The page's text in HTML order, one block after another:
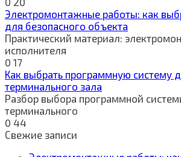
Электромонтажные работы: как
для безопасного объекта
Практический материал:
исполнителя
0 17
Как выбрать программную систему
терминального зала
Разбор выбора программной
терминального
0 44
Свежие записи